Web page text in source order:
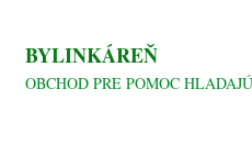
obsah
BYLINKÁREŇ
OBCHOD PRE POMOC